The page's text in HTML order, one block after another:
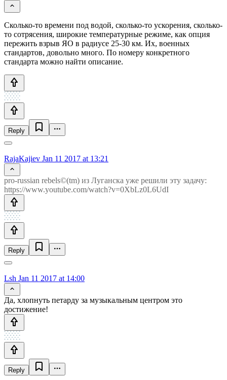
Сколько-то времени под водой, сколько-то ускорения, сколько-
то сотрясения, широкие температурные режиме, как опция
пережить взрыв ЯО в радиусе 25-30 км. Их, военных
стандартов, довольно много. По номеру конкретного
стандарта можно найти описание.
Reply
RajaKajiev Jan 11 2017 at 13:21
pro-russian rebels©(tm) из Луганска уже решили эту задачу:
https://www.youtube.com/watch?v=0XbLz0L6UdI
Reply
Lsh Jan 11 2017 at 14:00
Да, хлопнуть петарду за музыкальным центром это
достижение!
Reply